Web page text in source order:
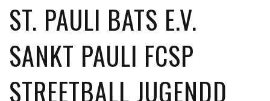
ST. PAULI BATS E.V.
SANKT PAULI FCSP
STREETBALL JUGENDD